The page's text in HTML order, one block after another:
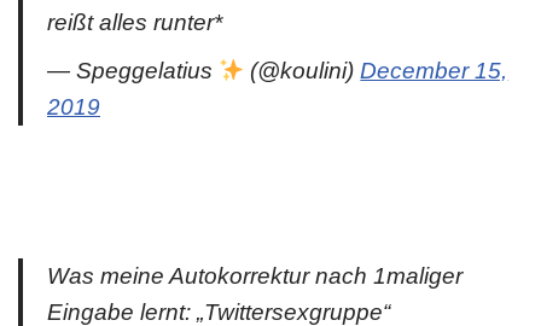
reißt alles runter*
— Speggelatius
(@koulini)December 15,
2019
Was meine Autokorrektur nach 1maliger
Eingabe lernt: „Twittersexgruppe“